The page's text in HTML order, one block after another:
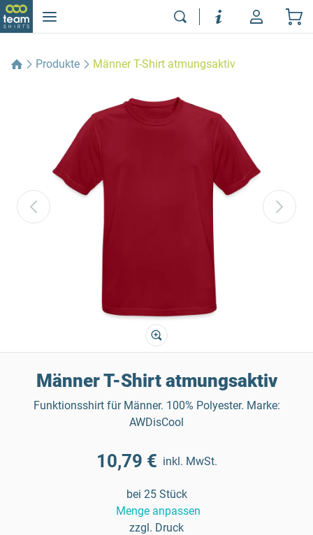
Produkte Männer T-Shirt atmungsaktiv
Männer T-Shirt atmungsaktiv
Funktionsshirt für Männer. 100% Polyester. Marke:
AWDisCool
10,79 € inkl. MwSt.
bei 25 Stück
Menge anpassen
zzgl. Druck